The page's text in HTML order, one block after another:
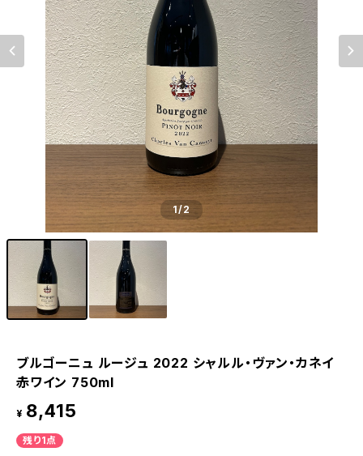
1/2
ブルゴーニュ ルージュ 2022 シャルル・ヴァン・カネイ
赤ワイン 750ml
¥ 8,415
残り1点